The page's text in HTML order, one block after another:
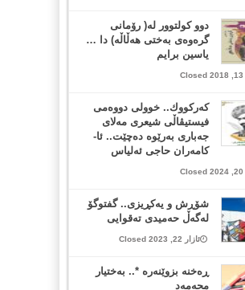
دوو كولتوور له‌( رۆمانی
گره‌وه‌ی به‌ختی هه‌ڵاڵه‌) دا …
یاسین برایم
كەركووك.. خوولی دووەمی
فیستیڤاڵی شیعری مەلای
جەباری بەرێوە دەچێت.. ئا-
كامەران حاجی ئەلیاس
شۆڕش و یەکڕیزی.. گفتوگۆ
لەگەڵ حەمیدی تەقوایی
ئازار 22, 2023 Closed
ڕه‌خنه‌ بزوێنه‌ره‌ *.. به‌ختیار
محه‌مه‌د